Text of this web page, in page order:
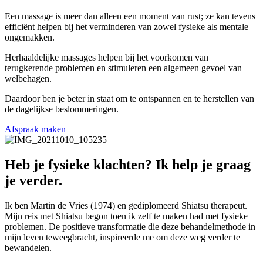
Een massage is meer dan alleen een moment van rust; ze kan tevens
efficiënt helpen bij het verminderen van zowel fysieke als mentale
ongemakken.
Herhaaldelijke massages helpen bij het voorkomen van
terugkerende problemen en stimuleren een algemeen gevoel van
welbehagen.
Daardoor ben je beter in staat om te ontspannen en te herstellen van
de dagelijkse beslommeringen.
Afspraak maken
Heb je fysieke klachten? Ik help je graag
je verder.
Ik ben Martin de Vries (1974) en gediplomeerd Shiatsu therapeut.
Mijn reis met Shiatsu begon toen ik zelf te maken had met fysieke
problemen. De positieve transformatie die deze behandelmethode in
mijn leven teweegbracht, inspireerde me om deze weg verder te
bewandelen.